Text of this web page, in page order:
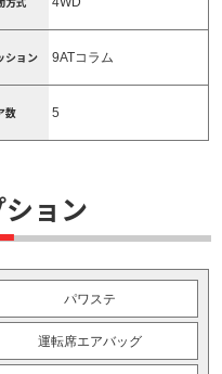
ション 9ATコラム
数 5
ョン
パワステ
運転席エアバッグ